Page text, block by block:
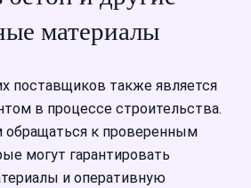
материалы
поставщиков также является
в процессе строительства.
к проверенным
могут гарантировать
и оперативную